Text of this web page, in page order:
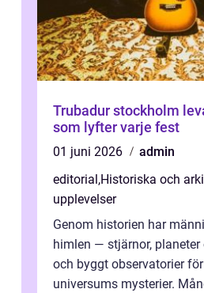
Trubadur stockholm levande musik
som lyfter varje fest
01 juni 2026
admin
editorial,Historiska och
upplevelser
Genom historien har
himlen — stjärnor,
och byggt observatorier
universums mysterier.